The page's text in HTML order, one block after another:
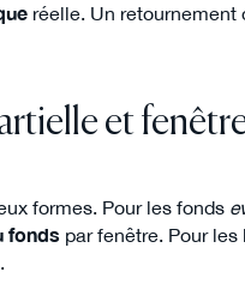
réelle. Un
et
formes. Pour les fonds
fonds par fenêtre. Pour les